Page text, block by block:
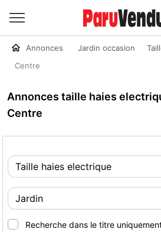
Annonces Jardin occasion
Centre
Annonces taille haies
Centre
Recherche dans le titre